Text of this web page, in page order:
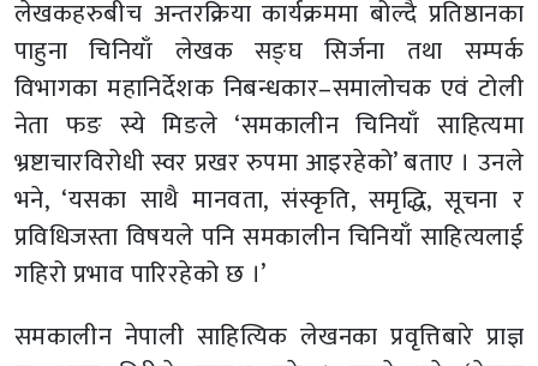
लेखकहरुबीच अन्तरक्रिया कार्यक्रममा बोल्दै प्रतिष्ठानका
पाहुना चिनियाँ लेखक सङ्घ सिर्जना तथा सम्पर्क
विभागका महानिर्देशक निबन्धकार–समालोचक एवं टोली
नेता फङ स्ये मिङले ‘समकालीन चिनियाँ साहित्यमा
भ्रष्टाचारविरोधी स्वर प्रखर रुपमा आइरहेको’ बताए । उनले
भने, ‘यसका साथै मानवता, संस्कृति, समृद्धि, सूचना र
प्रविधिजस्ता विषयले पनि समकालीन चिनियाँ साहित्यलाई
गहिरो प्रभाव पारिरहेको छ ।’
समकालीन नेपाली साहित्यिक लेखनका प्रवृत्तिबारे प्राज्ञ